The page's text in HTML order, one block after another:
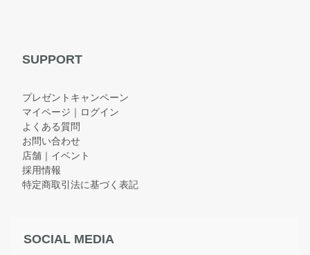
SUPPORT
プレゼントキャンペーン
マイページ｜ログイン
よくある質問
お問い合わせ
店舗｜イベント
採用情報
特定商取引法に基づく表記
SOCIAL MEDIA